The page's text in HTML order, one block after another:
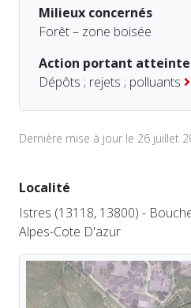
Milieux concernés
Forêt – zone boisée
Action portant atteinte
Dépôts ; rejets ; polluants
Dernière mise à jour le 26 juillet
Localité
Istres (13118, 13800) -
Alpes-Cote D'azur